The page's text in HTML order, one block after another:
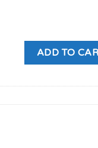
ADD TO